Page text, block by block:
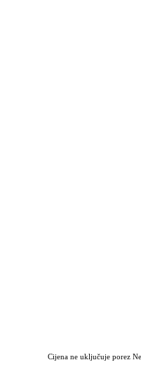
Cijena ne uključuje porez